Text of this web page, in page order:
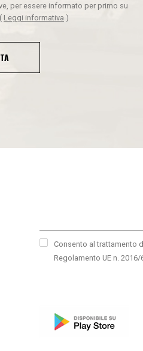
per essere informato per primo su
( Leggi informativa )
Consento al trattamento
Regolamento UE n. 2016/